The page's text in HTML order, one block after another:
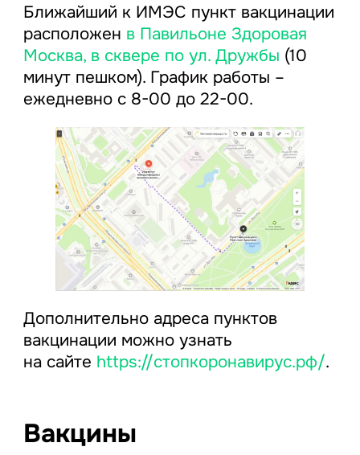
Ближайший к ИМЭС пункт вакцинации
расположен в Павильоне Здоровая
Москва, в сквере по ул. Дружбы (10
минут пешком). График работы –
ежедневно с 8-00 до 22-00.
Дополнительно адреса пунктов
вакцинации можно узнать
на сайте https://стопкоронавирус.рф/.
Вакцины